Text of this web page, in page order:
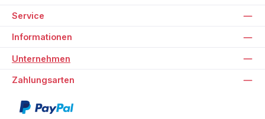
Service
Informationen
Unternehmen
Zahlungsarten